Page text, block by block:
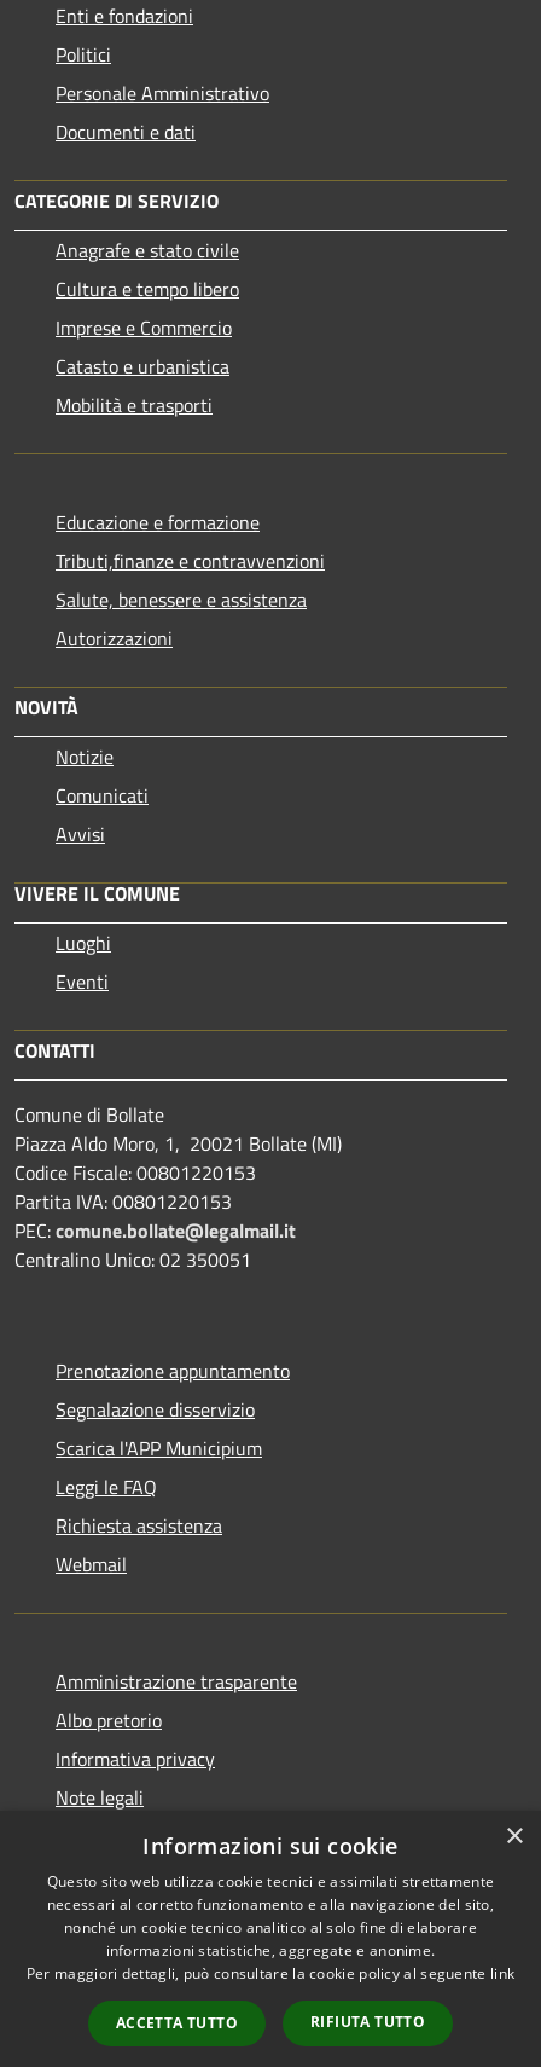
Enti e fondazioni
Politici
Personale Amministrativo
Documenti e dati
CATEGORIE DI SERVIZIO
Anagrafe e stato civile
Cultura e tempo libero
Imprese e Commercio
Catasto e urbanistica
Mobilità e trasporti
Educazione e formazione
Tributi,finanze e contravvenzioni
Salute, benessere e assistenza
Autorizzazioni
NOVITÀ
Notizie
Comunicati
Avvisi
VIVERE IL COMUNE
Luoghi
Eventi
CONTATTI
Comune di Bollate
Piazza Aldo Moro, 1, 20021 Bollate (MI)
Codice Fiscale: 00801220153
Partita IVA: 00801220153
PEC:comune.bollate@legalmail.it
Centralino Unico: 02 350051
Prenotazione appuntamento
Segnalazione disservizio
Scarica l'APP Municipium
Leggi le FAQ
Richiesta assistenza
Webmail
Amministrazione trasparente
Albo pretorio
Informativa privacy
Note legali
Dichiarazione di accessibilità
Accessibilità
Copyright © 2026 • Comune di
Bollate • Powered by
Municipium•
Accesso
redazione
×
Informazioni sui cookie
Questo sito web utilizza cookie tecnici e assimilati strettamente
necessari al corretto funzionamento e alla navigazione del sito,
nonché un cookie tecnico analitico al solo fine di elaborare
informazioni statistiche, aggregate e anonime.
Per maggiori dettagli, può consultare la cookie policy al seguente link
ACCETTA TUTTO RIFIUTA TUTTO